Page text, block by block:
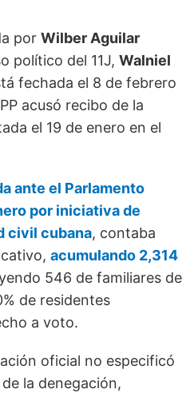
por Wilber Aguilar
político del 11J, Walniel
fechada el 8 de febrero
acusó recibo de la
el 19 de enero en el
ante el Parlamento
por iniciativa de
civil cubana, contaba
acumulando 2,314
546 de familiares de
de residentes
a voto.
oficial no especificó
la denegación,